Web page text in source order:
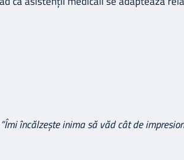
”Îmi încălzește inima să văd cât de